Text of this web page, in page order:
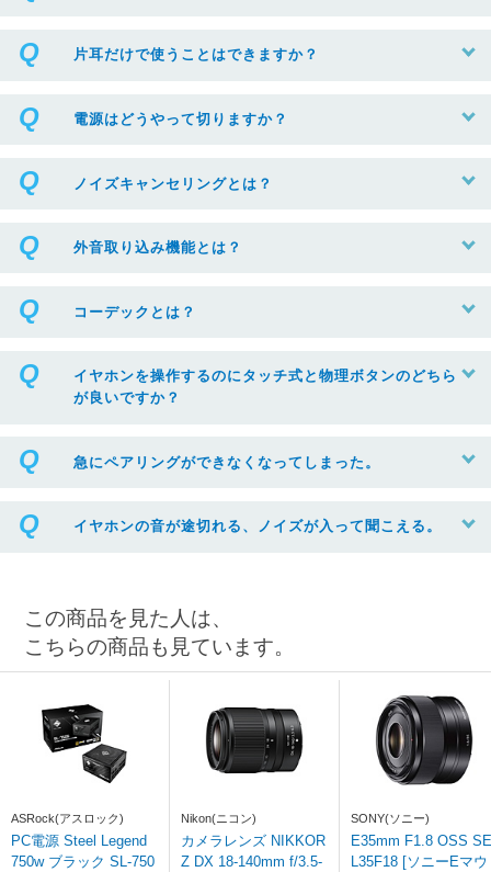
片耳だけで使うことはできますか？
電源はどうやって切りますか？
ノイズキャンセリングとは？
外音取り込み機能とは？
コーデックとは？
イヤホンを操作するのにタッチ式と物理ボタンのどちら
が良いですか？
急にペアリングができなくなってしまった。
イヤホンの音が途切れる、ノイズが入って聞こえる。
この商品を見た人は、
こちらの商品も見ています。
ASRock(アスロック)
PC電源 Steel Legend
750w ブラック SL-750
Nikon(ニコン)
カメラレンズ NIKKOR
Z DX 18-140mm f/3.5-
SONY(ソニー)
E35mm F1.8 OSS SE
L35F18 [ソニーEマウ